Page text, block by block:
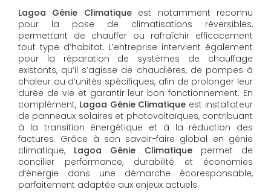
Lagoa Génie Climatiqueest notamment reconnu
pour la pose de climatisations réversibles,
permettant de chauffer ou rafraîchir efficacement
tout type d’habitat. L’entreprise intervient également
pour la réparation de systèmes de chauffage
existants, qu’il s’agisse de chaudières, de pompes à
chaleur ou d’unités spécifiques, afin de prolonger leur
durée de vie et garantir leur bon fonctionnement. En
complément, Lagoa Génie Climatique est installateur
de panneaux solaires et photovoltaïques, contribuant
à la transition énergétique et à la réduction des
factures. Grâce à son savoir-faire global en génie
climatique, Lagoa Génie Climatiquepermet de
concilier performance, durabilité et économies
d’énergie dans une démarche écoresponsable,
parfaitement adaptée aux enjeux actuels.